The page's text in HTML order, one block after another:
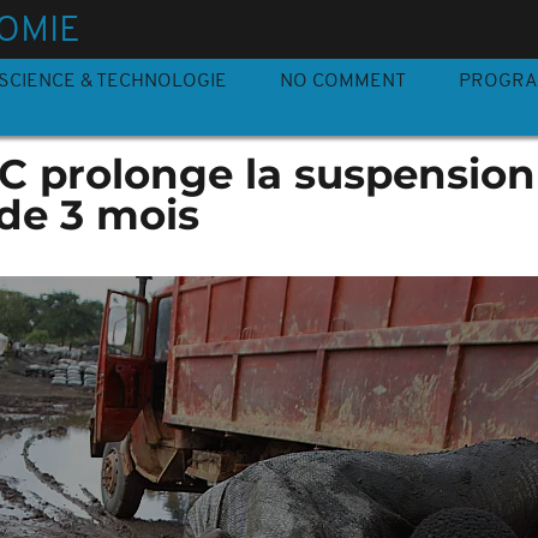
SCIENCE & TECHNOLOGIE NO COMMENT
prolonge la
3 mois